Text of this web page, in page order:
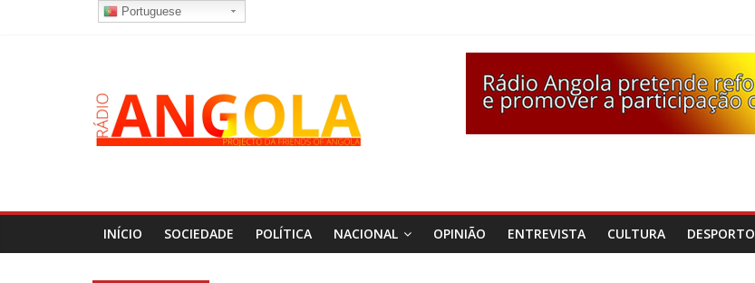
INÍCIO SOCIEDADE POLÍTICA NACIONAL OPINIÃO ENTREVISTA CULTURA DESPORTO
Portuguese